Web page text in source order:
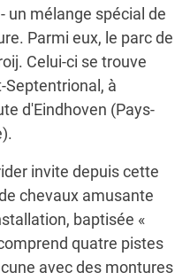
un mélange spécial de
Parmi eux, le parc de
Celui-ci se trouve
Septentrional, à
d'Eindhoven (Pays-
invite depuis cette
chevaux amusante
baptisée «
quatre pistes
avec des montures